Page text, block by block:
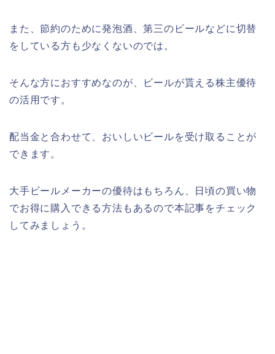
また、節約のために発泡酒、第三のビールなどに切替
をしている方も少なくないのでは。
そんな方におすすめなのが、ビールが貰える株主優待
の活用です。
配当金と合わせて、おいしいビールを受け取ることが
できます。
大手ビールメーカーの優待はもちろん、日頃の買い物
でお得に購入できる方法もあるので本記事をチェック
してみましょう。